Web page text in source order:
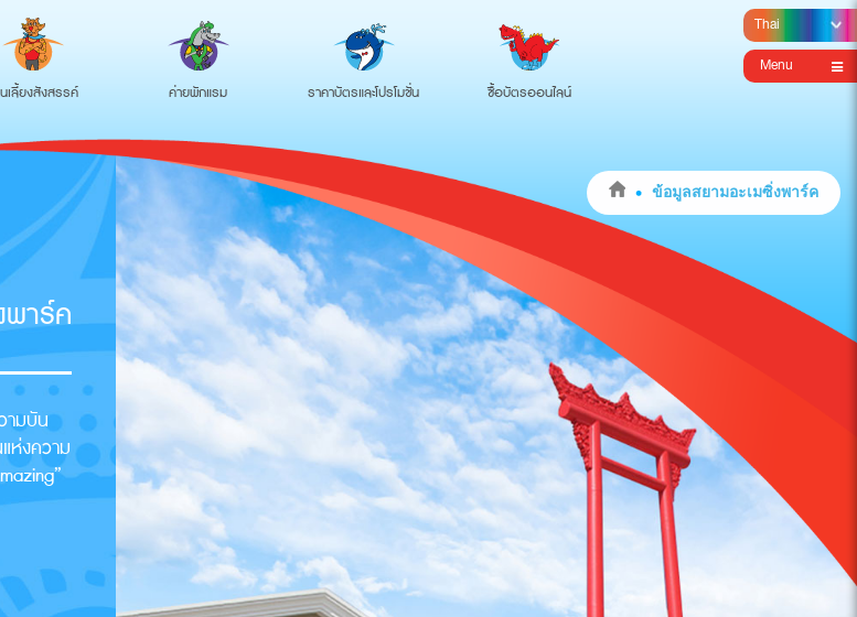
เลี้ยงสังสรรค์ ค่ายพักแรม ราคาบัตรและโปรโมชั่น ซื้อบัตรออนไลน์
Menu
พาร์ค
ามบัน
ห่งความ
ข้อมูลสยามอะเมซิ่งพาร์ค